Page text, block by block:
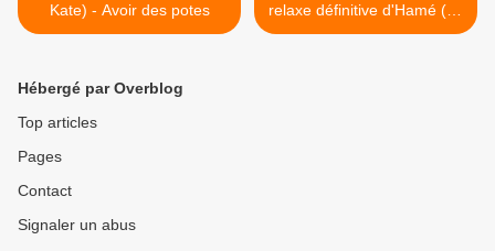
Kate) - Avoir des potes
relaxe définitive d'Hamé (La
Rumeur), suite à la plainte
Hébergé par Overblog
Top articles
Pages
Contact
Signaler un abus